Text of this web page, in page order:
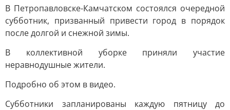
В Петропавловске-Камчатском состоялся очередной
субботник, призванный привести город в порядок
после долгой и снежной зимы.
В коллективной уборке приняли участие
неравнодушные жители.
Подробно об этом в видео.
Субботники запланированы каждую пятницу до